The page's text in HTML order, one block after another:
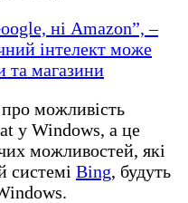
ні Amazon”, –
інтелект може
та магазини
можливість
у Windows, а це
можливостей, які
системі Bing, будуть